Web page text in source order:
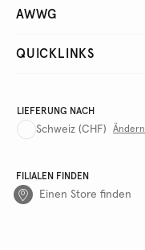
AWWG
QUICKLINKS
LIEFERUNG NACH
Schweiz (CHF) Ändern
FILIALEN FINDEN
Einen Store finden